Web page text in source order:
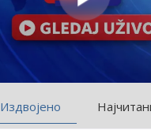
Издвојено